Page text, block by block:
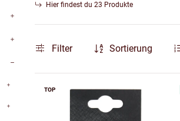
Hier findest du 23 Produkte
Filter Sortierung
TOP